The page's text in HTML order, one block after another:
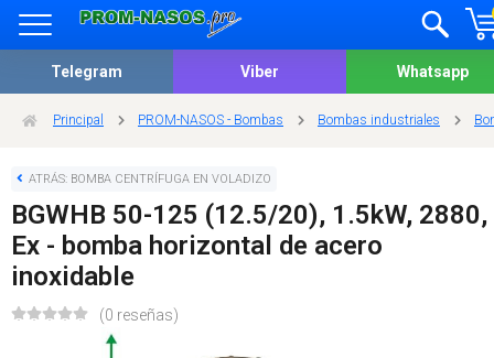
Telegram Viber Whatsapp
Principal PROM-NASOS - Bombas Bombas industriales
ATRÁS: BOMBA CENTRÍFUGA EN VOLADIZO
BGWHB 50-125 (12.5/20), 1.5kW, 2880,
Ex - bomba horizontal de acero
inoxidable
(0 reseñas)